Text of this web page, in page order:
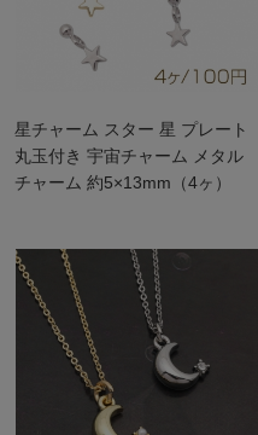
星チャーム スター 星 プレート
丸玉付き 宇宙チャーム メタル
チャーム 約5×13mm（4ヶ）